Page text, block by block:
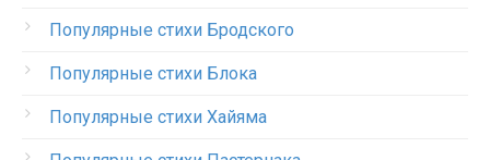
Популярные стихи Бродского
Популярные стихи Блока
Популярные стихи Хайяма